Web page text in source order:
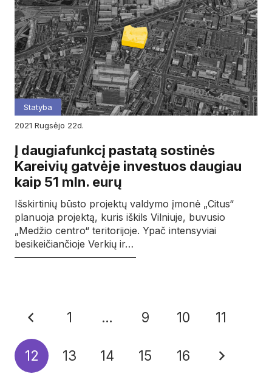
Statyba
2021
rugsėjo 22d.
Į daugiafunkcį pastatą sostinės
Kareivių gatvėje investuos daugiau
kaip 51 mln. eurų
Išskirtinių būsto projektų valdymo įmonė „Citus“
planuoja projektą, kuris iškils Vilniuje, buvusio
„Medžio centro“ teritorijoje. Ypač intensyviai
besikeičiančioje Verkių ir…
1 … 9 10 11
12 13 14 15 16